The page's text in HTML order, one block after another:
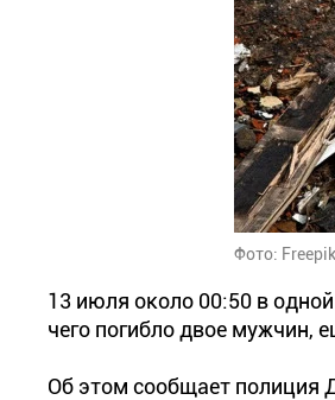
Фото:
13 июля около 00:50 в
чего погибло двое мужчин,
Об этом сообщает полиция